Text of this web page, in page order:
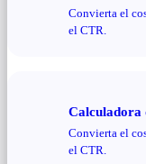
Convierta el
el CTR.
Calculadora
Convierta el
el CTR.